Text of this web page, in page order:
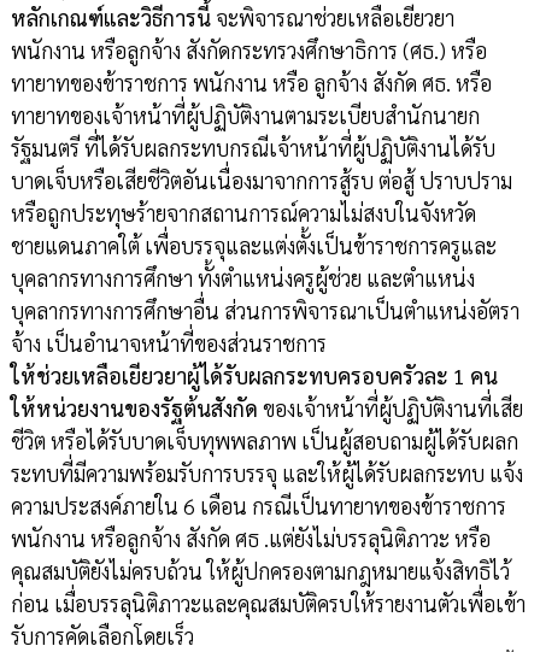
หลักเกณฑ์และวิธีการนี้ จะพิจารณาช่วยเหลือเยียวยา
พนักงาน หรือลูกจ้าง สังกัดกระทรวงศึกษาธิการ (ศธ.) หรือ
ทายาทของข้าราชการ พนักงาน หรือ ลูกจ้าง สังกัด ศธ. หรือ
ทายาทของเจ้าหน้าที่ผู้ปฏิบัติงานตามระเบียบสำนักนายก
รัฐมนตรี ที่ได้รับผลกระทบกรณีเจ้าหน้าที่ผู้ปฏิบัติงานได้รับ
บาดเจ็บหรือเสียชีวิตอันเนื่องมาจากการสู้รบ ต่อสู้ ปราบปราม
หรือถูกประทุษร้ายจากสถานการณ์ความไม่สงบในจังหวัด
ชายแดนภาคใต้ เพื่อบรรจุและแต่งตั้งเป็นข้าราชการครูและ
บุคลากรทางการศึกษา ทั้งตำแหน่งครูผู้ช่วย และตำแหน่ง
บุคลากรทางการศึกษาอื่น ส่วนการพิจารณาเป็นตำแหน่งอัตรา
จ้าง เป็นอำนาจหน้าที่ของส่วนราชการ
ให้ช่วยเหลือเยียวยาผู้ได้รับผลกระทบครอบครัวละ 1 คน
ให้หน่วยงานของรัฐต้นสังกัด ของเจ้าหน้าที่ผู้ปฏิบัติงานที่เสีย
ชีวิต หรือได้รับบาดเจ็บทุพพลภาพ เป็นผู้สอบถามผู้ได้รับผลก
ระทบที่มีความพร้อมรับการบรรจุ และให้ผู้ได้รับผลกระทบ แจ้ง
ความประสงค์ภายใน 6 เดือน กรณีเป็นทายาทของข้าราชการ
พนักงาน หรือลูกจ้าง สังกัด ศธ .แต่ยังไม่บรรลุนิติภาวะ หรือ
คุณสมบัติยังไม่ครบถ้วน ให้ผู้ปกครองตามกฎหมายแจ้งสิทธิไว้
ก่อน เมื่อบรรลุนิติภาวะและคุณสมบัติครบให้รายงานตัวเพื่อเข้า
รับการคัดเลือกโดยเร็ว